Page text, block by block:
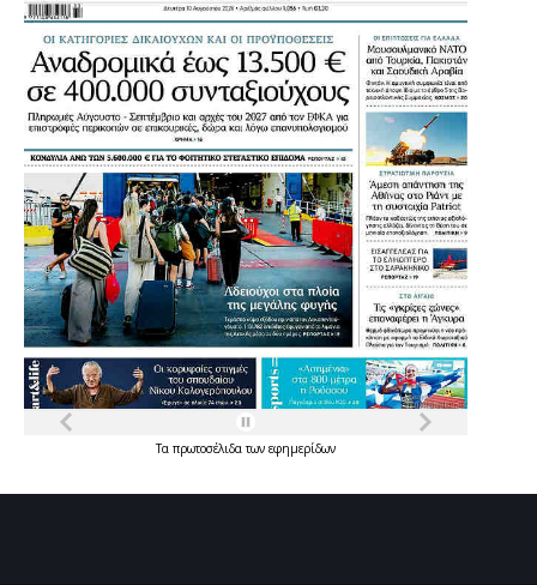
Τα πρωτοσέλιδατων εφημερίδων